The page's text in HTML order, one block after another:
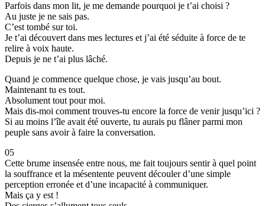
Parfois dans mon lit, je me demande pourquoi je t’ai choisi ?
Au juste je ne sais pas.
C’est tombé sur toi.
Je t’ai découvert dans mes lectures et j’ai été séduite à force de te
relire à voix haute.
Depuis je ne t’ai plus lâché.
Quand je commence quelque chose, je vais jusqu’au bout.
Maintenant tu es tout.
Absolument tout pour moi.
Mais dis-moi comment trouves-tu encore la force de venir jusqu’ici ?
Si au moins l’île avait été ouverte, tu aurais pu flâner parmi mon
peuple sans avoir à faire la conversation.
05
Cette brume insensée entre nous, me fait toujours sentir à quel point
la souffrance et la mésentente peuvent découler d’une simple
perception erronée et d’une incapacité à communiquer.
Mais ça y est !